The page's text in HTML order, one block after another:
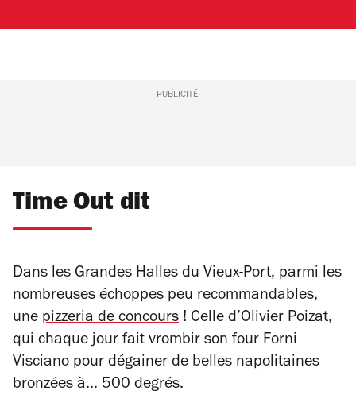
PUBLICITÉ
Time Out dit
Dans les Grandes Halles du Vieux-Port, parmi les
nombreuses échoppes peu recommandables,
une pizzeria de concours ! Celle d’Olivier Poizat,
qui chaque jour fait vrombir son four Forni
Visciano pour dégainer de belles napolitaines
bronzées à… 500 degrés.